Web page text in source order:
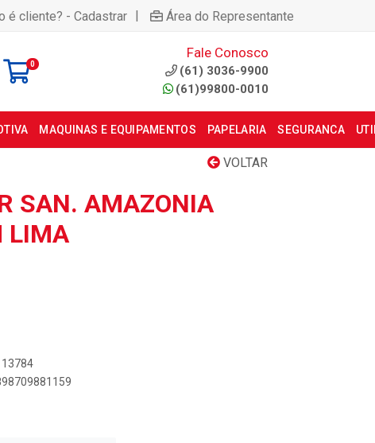
é cliente? - Cadastrar | Área do Representante
0
Fale Conosco
(61) 3036-9900
(61)99800-0010
MAQUINAS E EQUIPAMENTOS PAPELARIA SEGURANCA
VOLTAR
SAN. AMAZONIA
LIMA
13784